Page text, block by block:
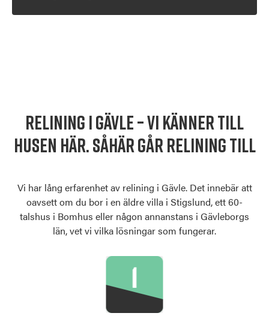
Relining i Gävle – Vi känner till
husen här. Såhär går relining till
Vi har lång erfarenhet av relining i Gävle. Det innebär att
oavsett om du bor i en äldre villa i Stigslund, ett 60-
talshus i Bomhus eller någon annanstans i Gävleborgs
län, vet vi vilka lösningar som fungerar.